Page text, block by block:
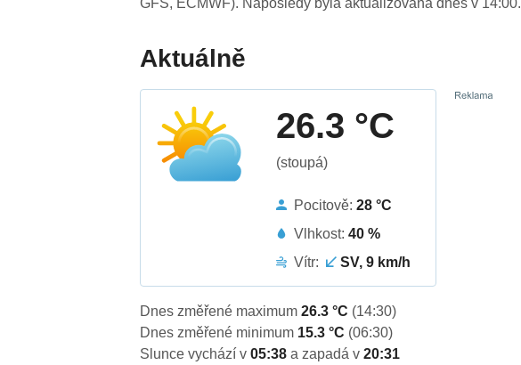
Aktuálně
26.3 °C
(stoupá)
Pocitově:28 °C
Vlhkost:40 %
Vítr:
SV, 9 km/h
Dnes změřené maximum26.3 °C (14:30)
Dnes změřené minimum 15.3 °C (06:30)
Slunce vychází v05:38a zapadá v20:31